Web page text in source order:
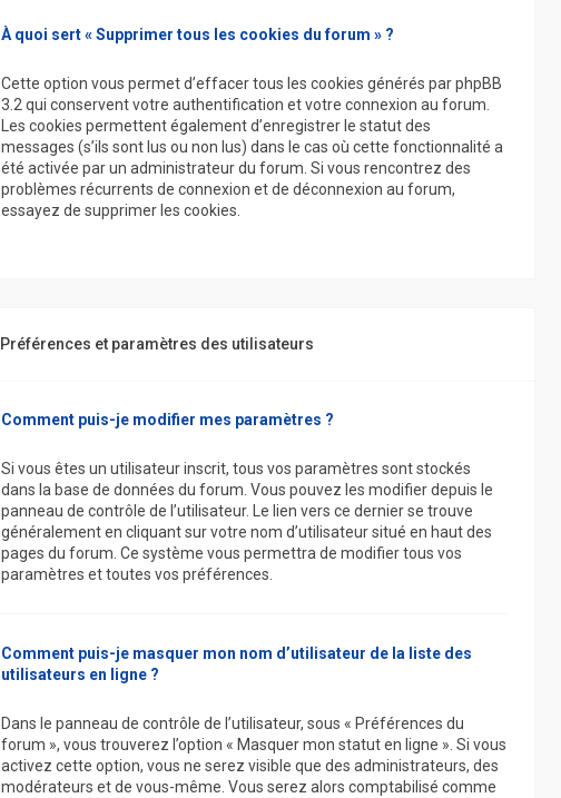
À quoi sert « Supprimer tous les cookies du forum » ?
Cette option vous permet d’effacer tous les cookies générés par phpBB
3.2 qui conservent votre authentification et votre connexion au forum.
Les cookies permettent également d’enregistrer le statut des
messages (s’ils sont lus ou non lus) dans le cas où cette fonctionnalité a
été activée par un administrateur du forum. Si vous rencontrez des
problèmes récurrents de connexion et de déconnexion au forum,
essayez de supprimer les cookies.
Préférences et paramètres des utilisateurs
Comment puis-je modifier mes paramètres ?
Si vous êtes un utilisateur inscrit, tous vos paramètres sont stockés
dans la base de données du forum. Vous pouvez les modifier depuis le
panneau de contrôle de l’utilisateur. Le lien vers ce dernier se trouve
généralement en cliquant sur votre nom d’utilisateur situé en haut des
pages du forum. Ce système vous permettra de modifier tous vos
paramètres et toutes vos préférences.
Comment puis-je masquer mon nom d’utilisateur de la liste des
utilisateurs en ligne ?
Dans le panneau de contrôle de l’utilisateur, sous « Préférences du
forum », vous trouverez l’option « Masquer mon statut en ligne ». Si vous
activez cette option, vous ne serez visible que des administrateurs, des
modérateurs et de vous-même. Vous serez alors comptabilisé comme